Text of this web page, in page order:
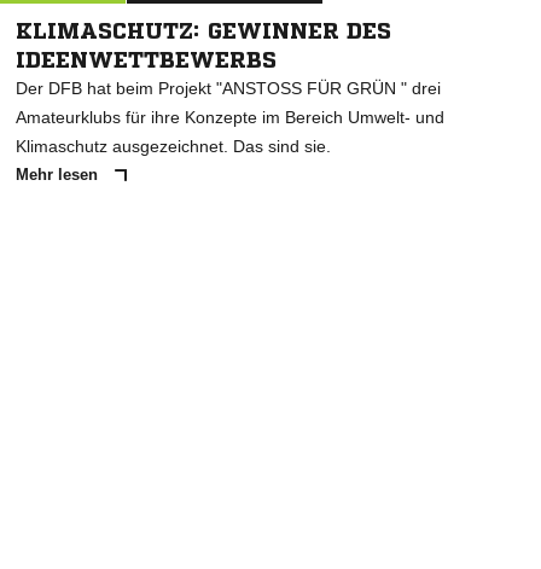
KLIMASCHUTZ: GEWINNER DES
IDEENWETTBEWERBS
Der DFB hat beim Projekt "ANSTOSS FÜR GRÜN " drei
Amateurklubs für ihre Konzepte im Bereich Umwelt- und
Klimaschutz ausgezeichnet. Das sind sie.
Mehr lesen